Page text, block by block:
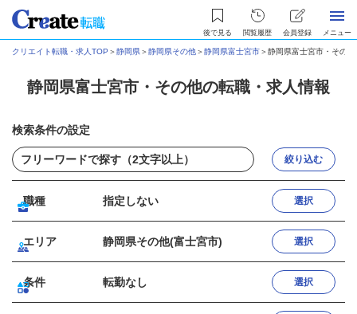
後で見る 閲覧履歴 会員登録 メニュー
クリエイト転職・求人TOP ＞静岡県＞静岡県その他＞静岡県富士宮市＞静岡県富士宮市・その
静岡県富士宮市・その他の転職・求人情報
検索条件の設定
絞り込む
職種 指定しない 選択
エリア 静岡県その他(富士宮市) 選択
条件 転勤なし 選択